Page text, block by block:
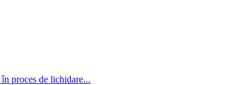
proces de lichidare...